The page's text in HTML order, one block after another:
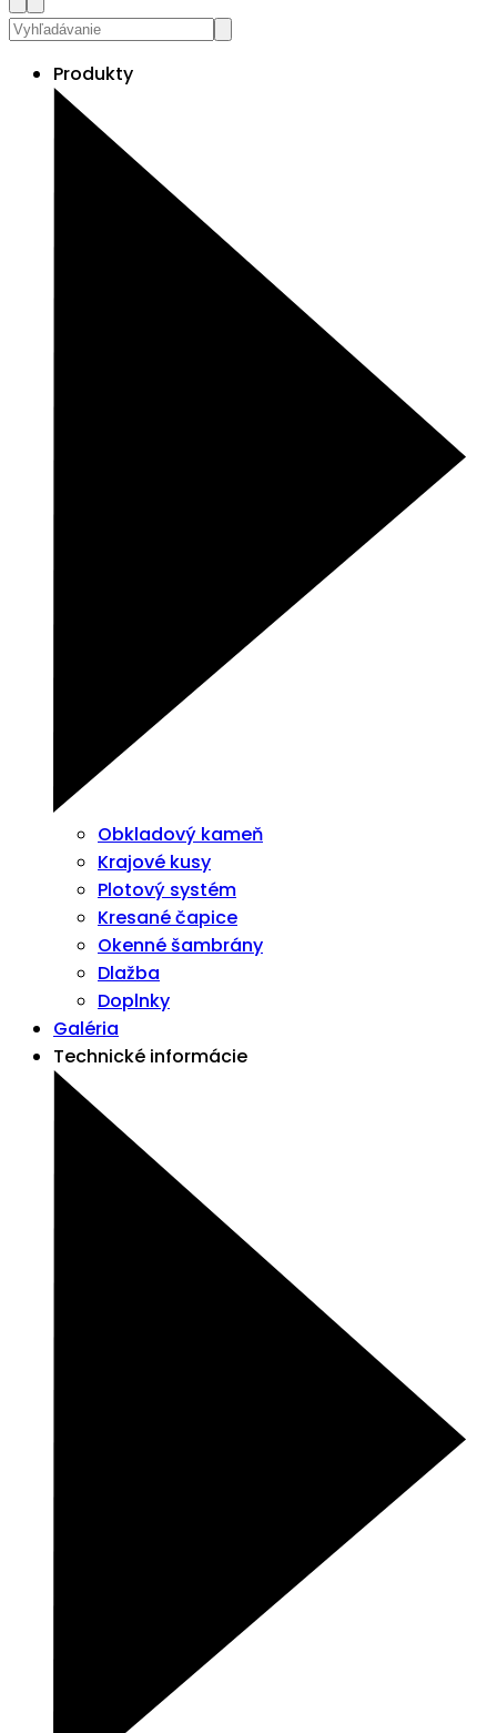
Produkty
Obkladový kameň
Krajové kusy
Plotový systém
Kresané čapice
Okenné šambrány
Dlažba
Doplnky
Galéria
Technické informácie